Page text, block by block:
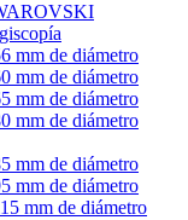
mm de diámetro
mm de diámetro
mm de diámetro
mm de diámetro
mm de diámetro
mm de diámetro
mm de diámetro